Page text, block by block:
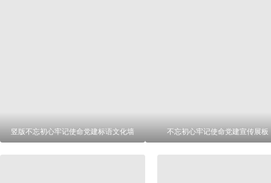
竖版不忘初心牢记使命党建标语文化墙 不忘初心牢记使命党建宣传展板